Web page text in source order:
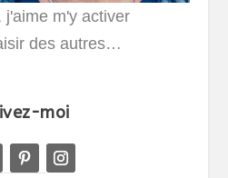
j'aime m'y activer
des autres…
moi